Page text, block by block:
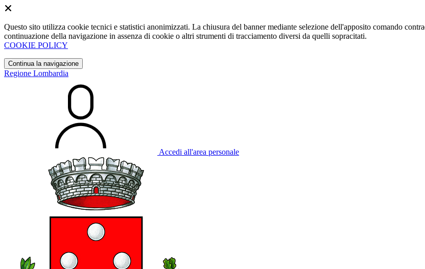
Questo sito utilizza cookie tecnici e statistici anonimizzati. La chiusura del banner mediante selezione dell'apposito comando
continuazione della navigazione in assenza di cookie o altri strumenti di tracciamento diversi da quelli sopracitati.
COOKIE POLICY
Continua la navigazione
Regione Lombardia
Accedi all'area personale